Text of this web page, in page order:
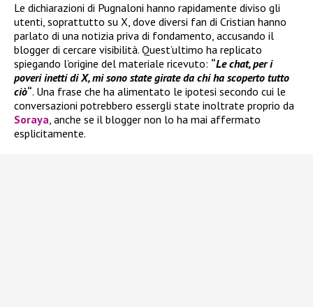
Le dichiarazioni di Pugnaloni hanno rapidamente diviso gli
utenti, soprattutto su X, dove diversi fan di Cristian hanno
parlato di una notizia priva di fondamento, accusando il
blogger di cercare visibilità. Quest’ultimo ha replicato
spiegando l’origine del materiale ricevuto: “Le chat, per i
poveri inetti di X, mi sono state girate da chi ha scoperto tutto
ciò“. Una frase che ha alimentato le ipotesi secondo cui le
conversazioni potrebbero essergli state inoltrate proprio da
Soraya, anche se il blogger non lo ha mai affermato
esplicitamente.